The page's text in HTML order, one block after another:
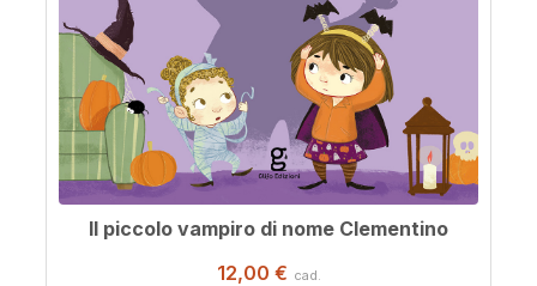
12,00 € cad.
Il piccolo vampiro di nome Clementino